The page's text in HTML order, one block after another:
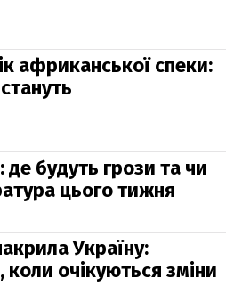
африканської спеки:
де будуть грози та чи
цього тижня
Україну:
коли очікуються зміни